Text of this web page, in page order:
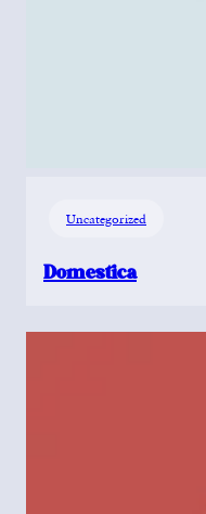
Uncategorized
Domestica